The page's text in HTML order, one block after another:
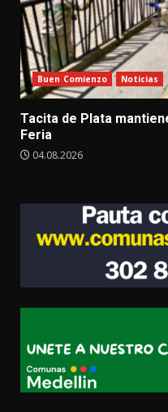
Buen Comienzo Noticias
Tacita de Plata
Feria
04.08.2026